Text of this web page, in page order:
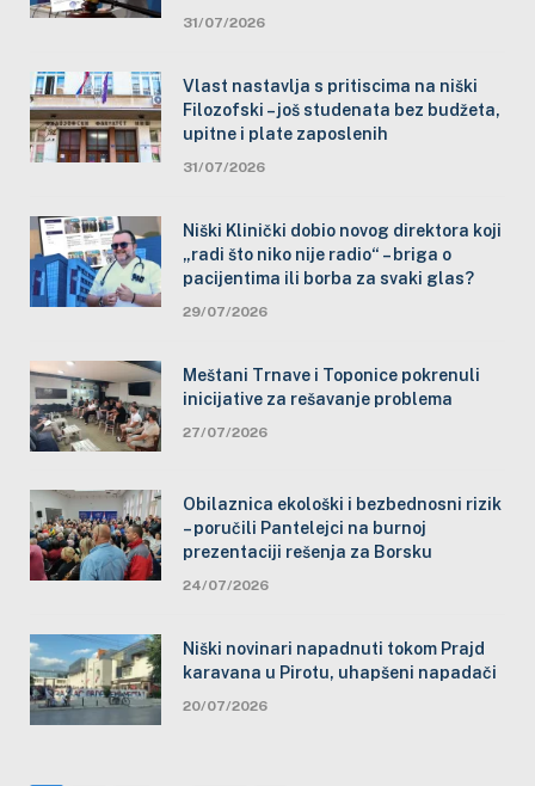
31/07/2026
Vlast nastavlja s pritiscima na niški
Filozofski – još studenata bez budžeta,
upitne i plate zaposlenih
31/07/2026
Niški Klinički dobio novog direktora koji
„radi što niko nije radio“ – briga o
pacijentima ili borba za svaki glas?
29/07/2026
Meštani Trnave i Toponice pokrenuli
inicijative za rešavanje problema
27/07/2026
Obilaznica ekološki i bezbednosni rizik
– poručili Pantelejci na burnoj
prezentaciji rešenja za Borsku
24/07/2026
Niški novinari napadnuti tokom Prajd
karavana u Pirotu, uhapšeni napadači
20/07/2026